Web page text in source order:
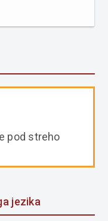
pod streho
jezika